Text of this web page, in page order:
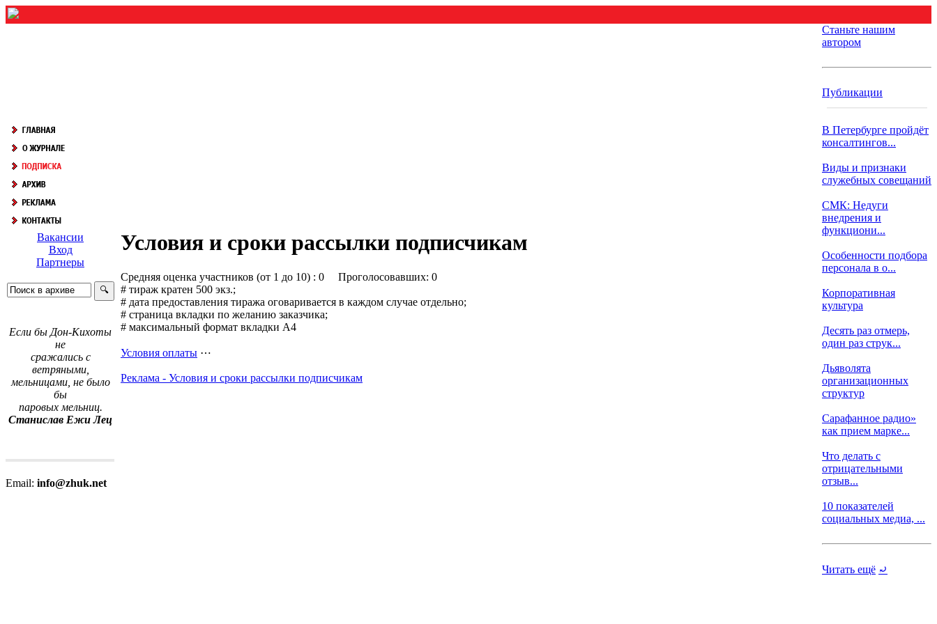
Вакансии
Вход
Партнеры
Если бы Дон-Кихоты
не
сражались с
ветряными,
мельницами, не было
бы
паровых мельниц.
Станислав Ежи Лец
Email: info@zhuk.net
Условия и сроки рассылки подписчикам
Средняя оценка участников (от 1 до 10) : 0 Проголосовавших: 0
# тираж кратен 500 экз.;
# дата предоставления тиража оговаривается в каждом случае отдельно;
# страница вкладки по желанию заказчика;
# максимальный формат вкладки А4
Условия оплаты ⋯
Реклама - Условия и сроки рассылки подписчикам
Станьте нашим
автором
Публикации
В Петербурге пройдёт
консалтингов...
Виды и признаки
служебных совещаний
СМК: Недуги
внедрения и
функциони...
Особенности подбора
персонала в о...
Корпоративная
культура
Десять раз отмерь,
один раз струк...
Дьяволята
организационных
структур
Сарафанное радио»
как прием марке...
Что делать с
отрицательными
отзыв...
10 показателей
социальных медиа, ...
Читать ещё ⤾